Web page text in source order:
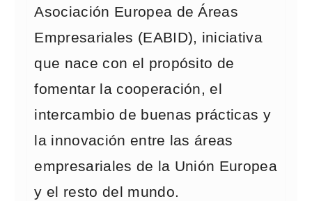
Asociación Europea de Áreas
Empresariales (EABID), iniciativa
que nace con el propósito de
fomentar la cooperación, el
intercambio de buenas prácticas y
la innovación entre las áreas
empresariales de la Unión Europea
y el resto del mundo.